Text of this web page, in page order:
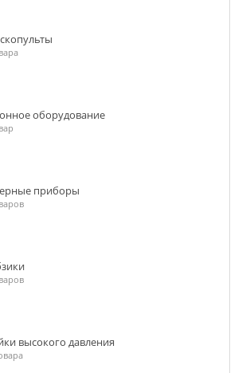
оборудование
приборы
высокого давления